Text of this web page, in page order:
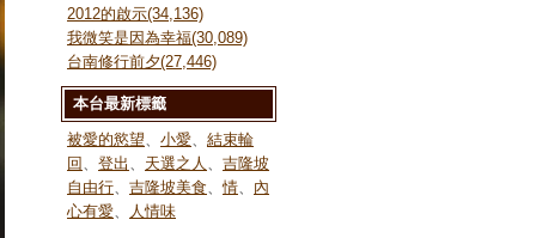
2012的啟示(34,136)
我微笑是因為幸福(30,089)
台南修行前夕(27,446)
本台最新標籤
被愛的慾望
小愛
結束輪
回
登出 天選之人
吉隆坡
自由行
吉隆坡美食 、情
內
心有愛
人情味